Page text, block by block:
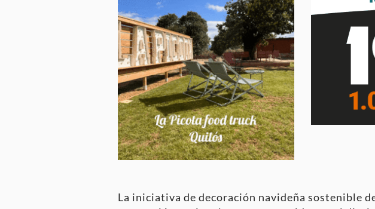
La iniciativa de decoración navideña sostenible